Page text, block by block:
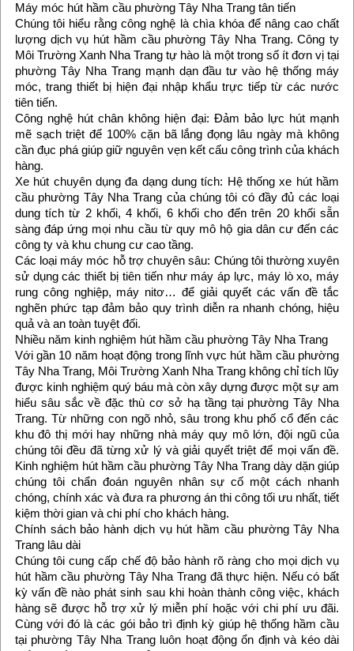
Máy móc hút hầm cầu phường Tây Nha Trang tân tiến
Chúng tôi hiểu rằng công nghệ là chìa khóa để nâng cao chất
lượng dịch vụ hút hầm cầu phường Tây Nha Trang. Công ty
Môi Trường Xanh Nha Trang tự hào là một trong số ít đơn vị tại
phường Tây Nha Trang mạnh dạn đầu tư vào hệ thống máy
móc, trang thiết bị hiện đại nhập khẩu trực tiếp từ các nước
tiên tiến.
Công nghệ hút chân không hiện đại: Đảm bảo lực hút mạnh
mẽ sạch triệt để 100% cặn bã lắng đọng lâu ngày mà không
cần đục phá giúp giữ nguyên vẹn kết cấu công trình của khách
hàng.
Xe hút chuyên dụng đa dạng dung tích: Hệ thống xe hút hầm
cầu phường Tây Nha Trang của chúng tôi có đầy đủ các loại
dung tích từ 2 khối, 4 khối, 6 khối cho đến trên 20 khối sẵn
sàng đáp ứng mọi nhu cầu từ quy mô hộ gia dân cư đến các
công ty và khu chung cư cao tầng.
Các loại máy móc hỗ trợ chuyên sâu: Chúng tôi thường xuyên
sử dụng các thiết bị tiên tiến như máy áp lực, máy lò xo, máy
rung công nghiệp, máy nitơ… để giải quyết các vấn đề tắc
nghẽn phức tạp đảm bảo quy trình diễn ra nhanh chóng, hiệu
quả và an toàn tuyệt đối.
Nhiều năm kinh nghiệm hút hầm cầu phường Tây Nha Trang
Với gần 10 năm hoạt động trong lĩnh vực hút hầm cầu phường
Tây Nha Trang, Môi Trường Xanh Nha Trang không chỉ tích lũy
được kinh nghiệm quý báu mà còn xây dựng được một sự am
hiểu sâu sắc về đặc thù cơ sở hạ tầng tại phường Tây Nha
Trang. Từ những con ngõ nhỏ, sâu trong khu phố cổ đến các
khu đô thị mới hay những nhà máy quy mô lớn, đội ngũ của
chúng tôi đều đã từng xử lý và giải quyết triệt để mọi vấn đề.
Kinh nghiệm hút hầm cầu phường Tây Nha Trang dày dặn giúp
chúng tôi chẩn đoán nguyên nhân sự cố một cách nhanh
chóng, chính xác và đưa ra phương án thi công tối ưu nhất, tiết
kiệm thời gian và chi phí cho khách hàng.
Chính sách bảo hành dịch vụ hút hầm cầu phường Tây Nha
Trang lâu dài
Chúng tôi cung cấp chế độ bảo hành rõ ràng cho mọi dịch vụ
hút hầm cầu phường Tây Nha Trang đã thực hiện. Nếu có bất
kỳ vấn đề nào phát sinh sau khi hoàn thành công việc, khách
hàng sẽ được hỗ trợ xử lý miễn phí hoặc với chi phí ưu đãi.
Cùng với đó là các gói bảo trì định kỳ giúp hệ thống hầm cầu
tại phường Tây Nha Trang luôn hoạt động ổn định và kéo dài